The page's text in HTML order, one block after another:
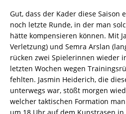
Gut, dass der Kader diese Saison
noch letzte Runde, in der man
hätte kompensieren können. Mit
Verletzung) und Semra Arslan
rücken zwei Spielerinnen wieder
letzten Wochen wegen
fehlten. Jasmin Heiderich, die
unterwegs war, stößt morgen
welcher taktischen Formation